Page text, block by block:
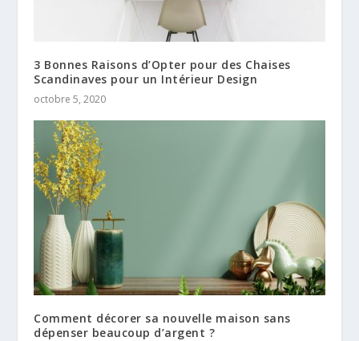
3 Bonnes Raisons d’Opter pour des Chaises
Scandinaves pour un Intérieur Design
octobre 5, 2020
Comment décorer sa nouvelle maison sans
dépenser beaucoup d’argent ?